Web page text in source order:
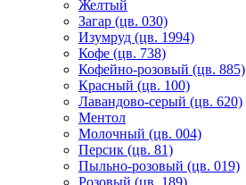
Желтый
Загар (цв. 030)
Изумруд (цв. 1994)
Кофе (цв. 738)
Кофейно-розовый (цв. 885)
Красный (цв. 100)
Лавандово-серый (цв. 620)
Ментол
Молочный (цв. 004)
Персик (цв. 81)
Пыльно-розовый (цв. 019)